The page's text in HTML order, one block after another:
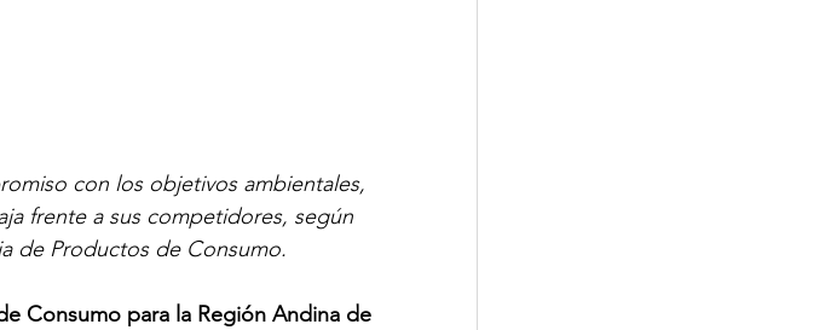
con los objetivos ambientales,
frente a sus competidores, según
de Productos de Consumo.
Consumo para la Región Andina de